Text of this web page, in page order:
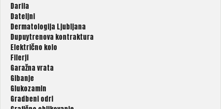
Darila
Dateljni
Dermatologija Ljubljana
Dupuytrenova kontraktura
Električno kolo
Filerji
Garažna vrata
Gibanje
Glukozamin
Gradbeni odri